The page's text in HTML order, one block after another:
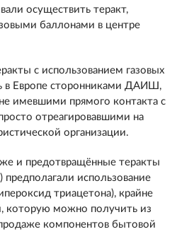
осуществить теракт,
баллонами в центре
с использованием газовых
в Европе сторонниками ДАИШ,
имевшими прямого контакта с
отреагировавшими на
организации.
и предотвращённые теракты
использование
триацетона), крайне
которую можно получить из
компонентов бытовой